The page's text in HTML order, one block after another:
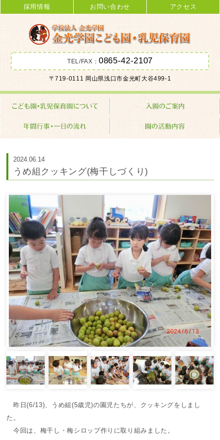
金光学園こども園･乳児保育園 学校
法人 金光学園
採用情報 お問い合わせ アクセス
TEL/FAX：0865-42-2107
〒719-0111 岡山県浅口市金光町大谷499-1
2024.06.14
うめ組クッキング(梅干しづくり)
昨日(6/13)、うめ組(5歳児)の園児たちが、クッキングをしまし
た。
今回は、梅干し・梅シロップ作りに取り組みました。